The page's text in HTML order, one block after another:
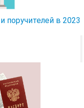
поручителей в 2023